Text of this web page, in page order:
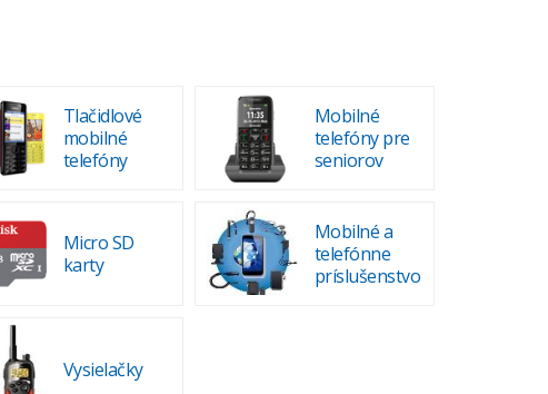
Tlačidlové
mobilné
telefóny
Mobilné
telefóny pre
seniorov
Micro SD
karty
Mobilné a
telefónne
príslušenstvo
Vysielačky